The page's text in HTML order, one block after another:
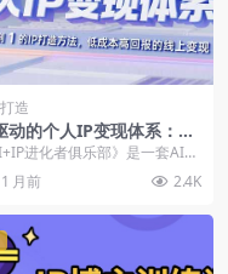
造
动的个人IP变现体系：从
1的IP打造方法，低成本高
的线上变现
进化者俱乐部》是一套AI驱
个人IP变现体系，聚焦小红书
代...
月前 2.4K